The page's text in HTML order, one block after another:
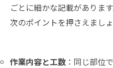
ごとに細かな記載がありま
次のポイントを押さえましょ
作業内容と工数 ：同じ部位